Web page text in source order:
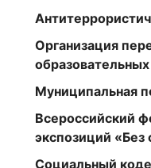
Организация
Муниципальная
Всероссийский
экспозиций «Без
Социальный